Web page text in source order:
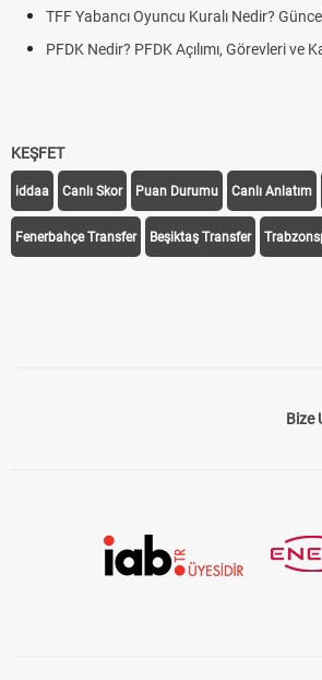
TFF Yabancı Oyuncu Kuralı Nedir?
PFDK Nedir? PFDK Açılımı, Görevleri ve
KEŞFET
iddaa Canlı Skor Puan Durumu Canlı Anlatım
Fenerbahçe Transfer Beşiktaş Transfer
Bize